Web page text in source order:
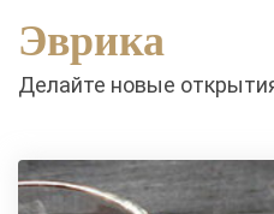
content
Эврика
Делайте новые